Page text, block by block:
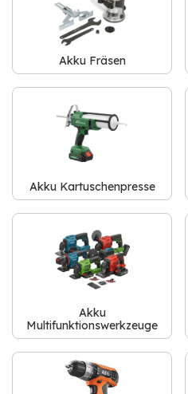
Akku Fräsen
Akku Kartuschenpresse
Akku
Multifunktionswerkzeuge